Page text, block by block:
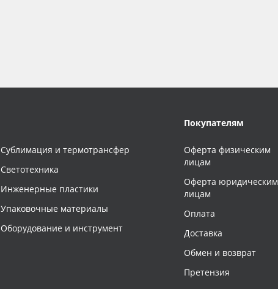
Сублимация и термотрансфер
Светотехника
Инженерные пластики
Упаковочные материалы
Оборудование и инструмент
Покупателям
Оферта физическим
лицам
Оферта юридическим
лицам
Оплата
Доставка
Обмен и возврат
Претензия